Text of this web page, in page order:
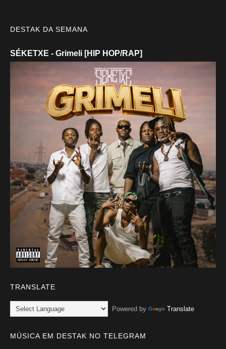
DESTAK DA SEMANA
SÉKETXE - Grimeli [HIP HOP/RAP]
TRANSLATE
Powered by Translate
MÚSICA EM DESTAK NO TELEGRAM